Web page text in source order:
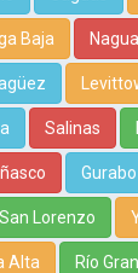
Baja
Salinas
Gurabo
San Lorenzo
Alta Río